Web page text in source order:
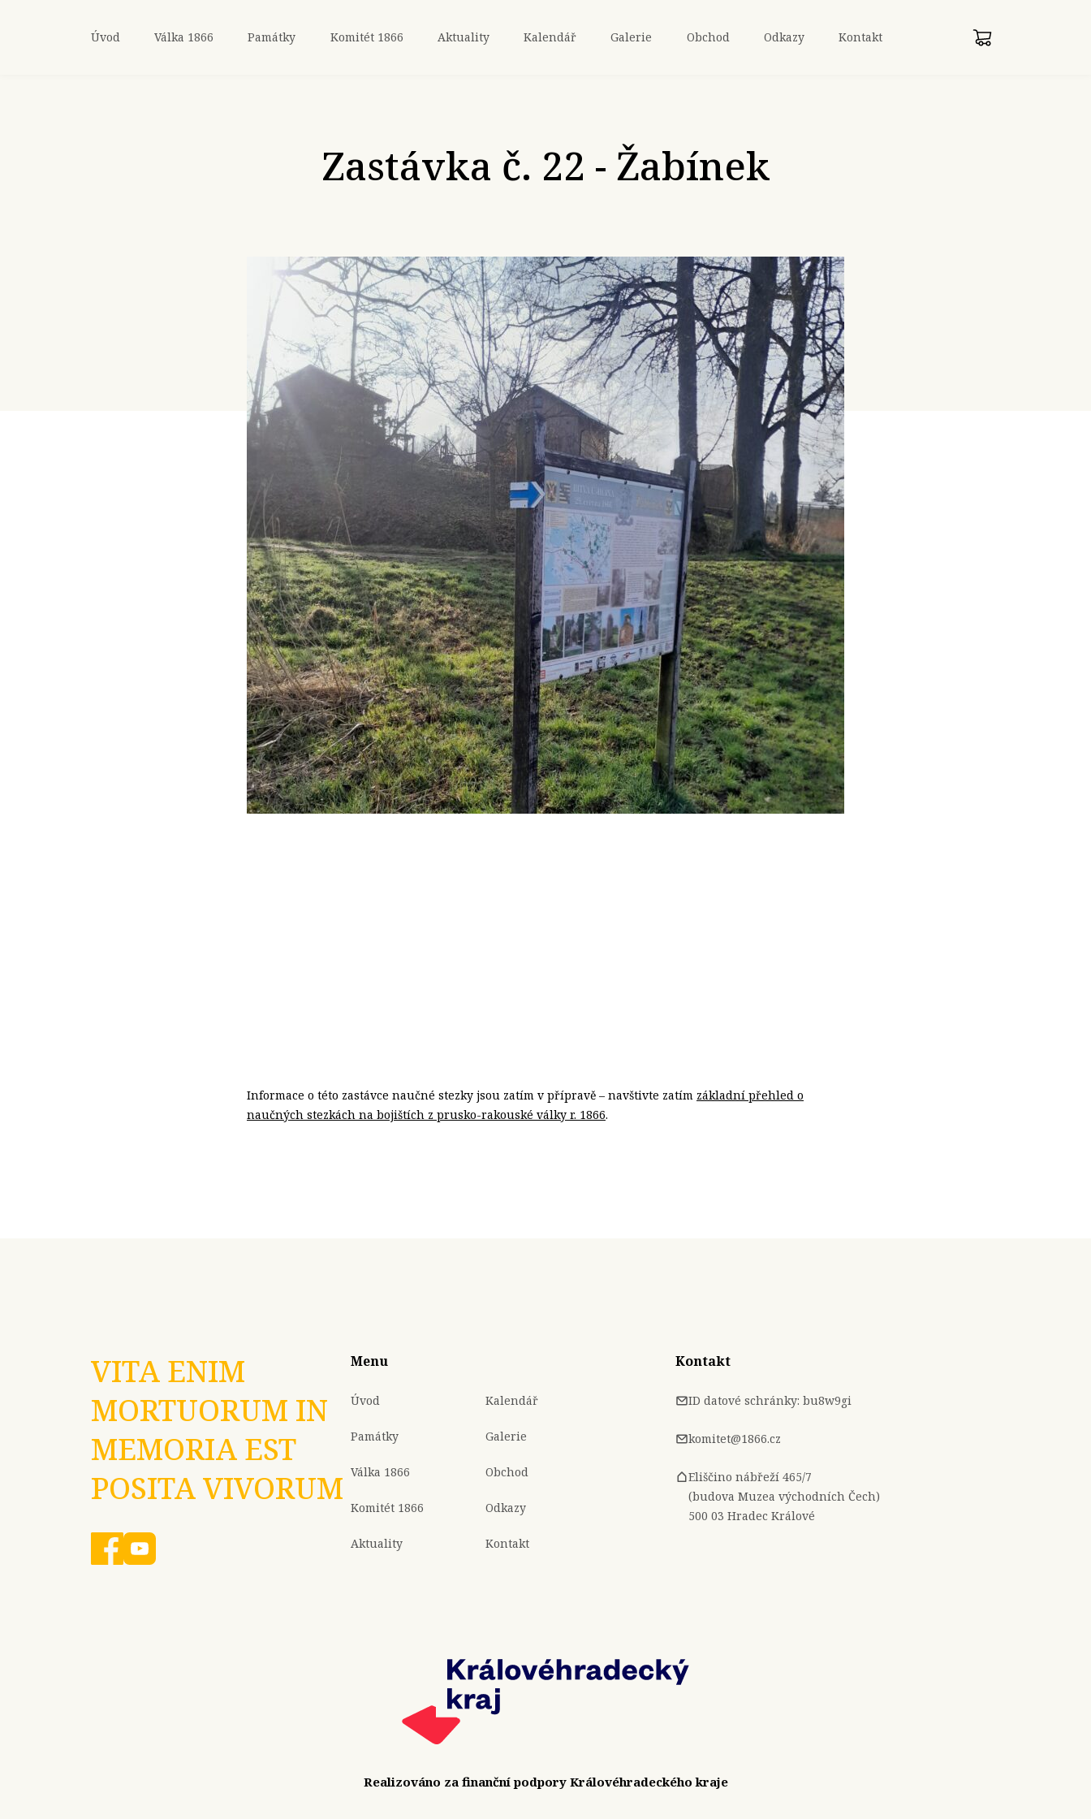
Úvod Válka 1866 Památky Komitét 1866 Aktuality Kalendář Galerie Obchod Odkazy Kontakt
Zastávka č. 22 - Žabínek
Informace o této zastávce naučné stezky jsou zatím v přípravě – navštivte zatím základní přehled o
naučných stezkách na bojištích z prusko-rakouské války r. 1866.
VITA ENIM
MORTUORUM IN
MEMORIA EST
POSITA VIVORUM
Menu
Úvod
Památky
Válka 1866
Komitét 1866
Aktuality
Kalendář
Galerie
Obchod
Odkazy
Kontakt
Kontakt
ID datové schránky: bu8w9gi
komitet@1866.cz
Eliščino nábřeží 465/7
(budova Muzea východních Čech)
500 03 Hradec Králové
Realizováno za finanční podpory Královéhradeckého kraje